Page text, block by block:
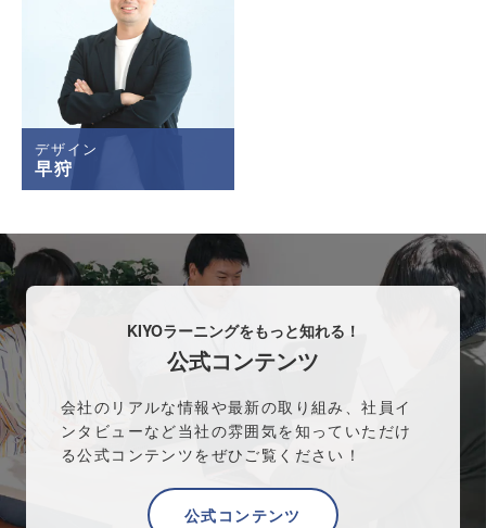
デザイン
早狩
KIYOラーニングをもっと知れる！
公式コンテンツ
会社のリアルな情報や最新の取り組み、社員イ
ンタビューなど当社の雰囲気を知っていただけ
る公式コンテンツをぜひご覧ください！
公式コンテンツ